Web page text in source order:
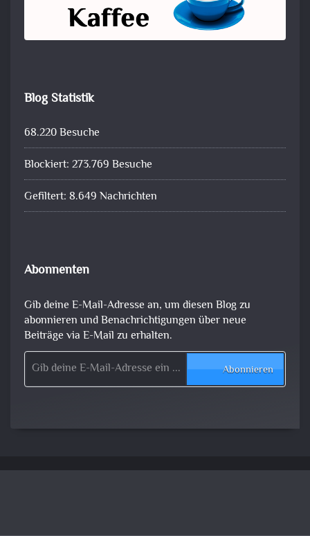
Blog Statistik
68.220 Besuche
Blockiert: 273.769 Besuche
Gefiltert: 8.649 Nachrichten
Abonnenten
Gib deine E-Mail-Adresse an, um diesen Blog zu
abonnieren und Benachrichtigungen über neue
Beiträge via E-Mail zu erhalten.
Gib deine E-Mail-Adresse ein ...
Abonnieren